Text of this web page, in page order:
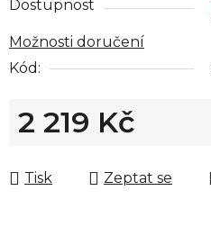
Dostupnost
Možnosti doručení
Kód:
2 219 Kč
Tisk
Zeptat se